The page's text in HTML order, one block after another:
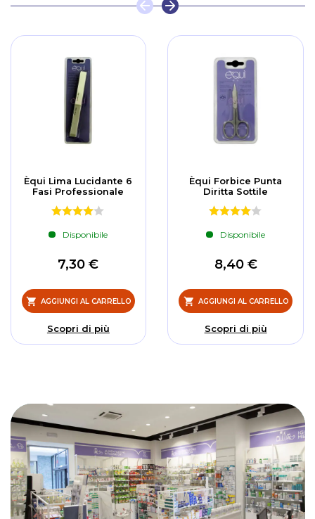
Èqui Lima Lucidante 6
Fasi Professionale
Disponibile
7,30 €
AGGIUNGI AL CARRELLO
Scopri di più
Èqui Forbice Punta
Diritta Sottile
Disponibile
8,40 €
AGGIUNGI AL CARRELLO
Scopri di più